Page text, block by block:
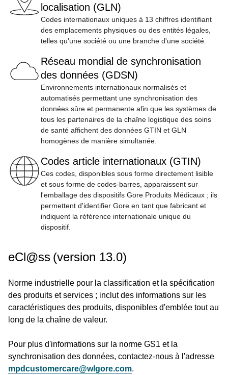
localisation (GLN)
Codes internationaux uniques à 13 chiffres identifiant
des emplacements physiques ou des entités légales,
telles qu'une société ou une branche d'une société.
Réseau mondial de synchronisation
des données (GDSN)
Environnements internationaux normalisés et
automatisés permettant une synchronisation des
données sûre et permanente afin que les systèmes de
tous les partenaires de la chaîne logistique des soins
de santé affichent des données GTIN et GLN
homogènes de manière simultanée.
Codes article internationaux (GTIN)
Ces codes, disponibles sous forme directement lisible
et sous forme de codes-barres, apparaissent sur
l'emballage des dispositifs Gore Produits Médicaux ; ils
permettent d'identifier Gore en tant que fabricant et
indiquent la référence internationale unique du
dispositif.
eCl@ss (version 13.0)
Norme industrielle pour la classification et la spécification
des produits et services ; inclut des informations sur les
caractéristiques des produits, disponibles d'emblée tout au
long de la chaîne de valeur.
Pour plus d'informations sur la norme GS1 et la
synchronisation des données, contactez-nous à l'adresse
mpdcustomercare@wlgore.com.